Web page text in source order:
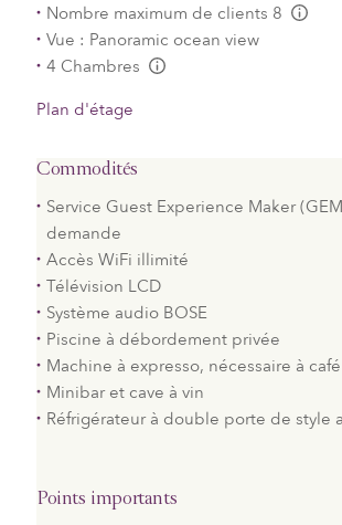
Nombre maximum de clients 8
Vue : Panoramic ocean view
4 Chambres
Plan d'étage
Commodités
Service Guest Experience Maker
demande
Accès WiFi illimité
Télévision LCD
Système audio BOSE
Piscine à débordement privée
Machine à expresso, nécessaire à
Minibar et cave à vin
Réfrigérateur à double porte de style
Points importants